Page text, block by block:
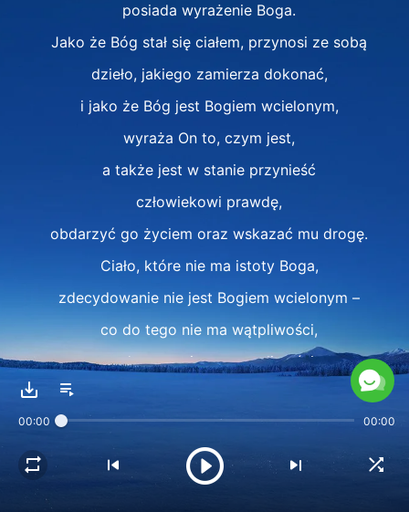
posiada wyrażenie Boga.
Jako że Bóg stał się ciałem, przynosi ze sobą
dzieło, jakiego zamierza dokonać,
i jako że Bóg jest Bogiem wcielonym,
wyraża On to, czym jest,
a także jest w stanie przynieść
człowiekowi prawdę,
obdarzyć go życiem oraz wskazać mu drogę.
Ciało, które nie ma istoty Boga,
zdecydowanie nie jest Bogiem wcielonym –
co do tego nie ma wątpliwości,
co do tego nie ma wątpliwości.
Jeśli człowiek zamierza wybadać,
czy jest to Bóg wcielony,
musi to ustalić na podstawie
00:00 00:00